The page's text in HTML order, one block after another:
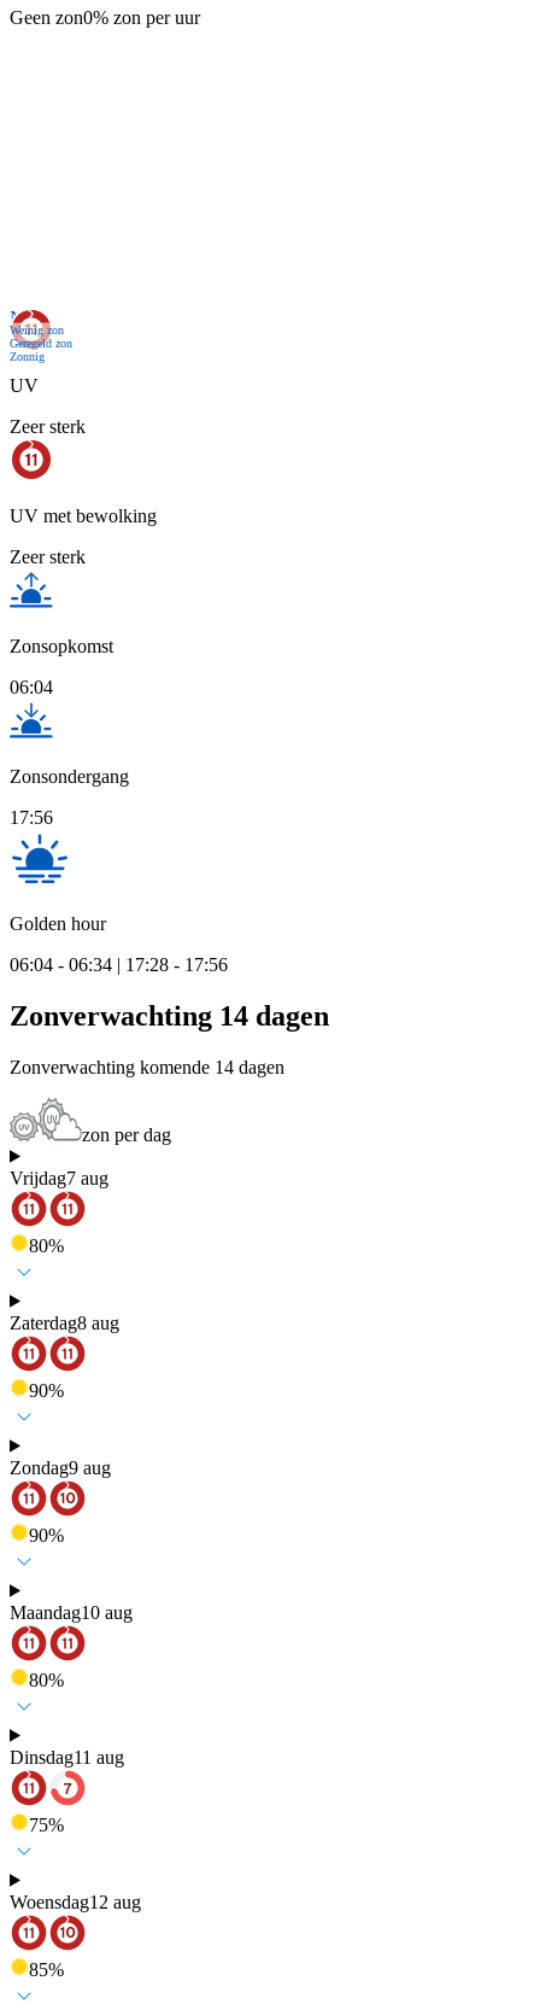
Geen zon0% zon per uur
Nu
Weinig zon
Geregeld zon
Zonnig
UV
Zeer sterk
UV met bewolking
Zeer sterk
Zonsopkomst
06:04
Zonsondergang
17:56
Golden hour
06:04 - 06:34 | 17:28 - 17:56
Zonverwachting 14 dagen
Zonverwachting komende 14 dagen
zon per dag
Vrijdag7 aug
80%
Zaterdag8 aug
90%
Zondag9 aug
90%
Maandag10 aug
80%
Dinsdag11 aug
75%
Woensdag12 aug
85%